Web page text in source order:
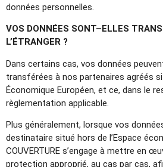
données personnelles.
VOS DONNÉES SONT–ELLES
L’ÉTRANGER ?
Dans certains cas, vos données
transférées à nos partenaires agréés
Économique Européen, et ce, dans le
règlementation applicable.
Plus généralement, lorsque vos
destinataire situé hors de l’Espace
COUVERTURE s’engage à mettre en
protection approprié, au cas par cas,